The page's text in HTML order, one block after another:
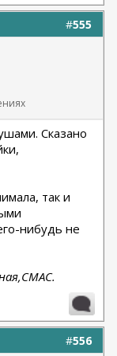
#555
Сказано
так и
нибудь не
#556